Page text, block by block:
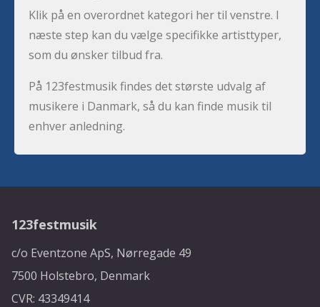
Klik på en overordnet kategori her til venstre. I
næste step kan du vælge specifikke artisttyper,
som du ønsker tilbud fra.
På 123festmusik findes det største udvalg af
musikere i Danmark, så du kan finde musik til
enhver anledning.
123festmusik
c/o Eventzone ApS, Nørregade 49
7500 Holstebro, Denmark
CVR: 43349414